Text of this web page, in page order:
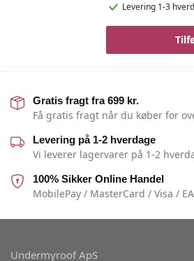
Levering 1-3
Gratis fragt fra 699 kr.
Få gratis fragt når du køber for
Levering på 1-2 hverdage
Vi leverer lagervarer på 1-2
100% Sikker Online Handel
MobilePay / MasterCard / Visa /
Undermyroof ApS